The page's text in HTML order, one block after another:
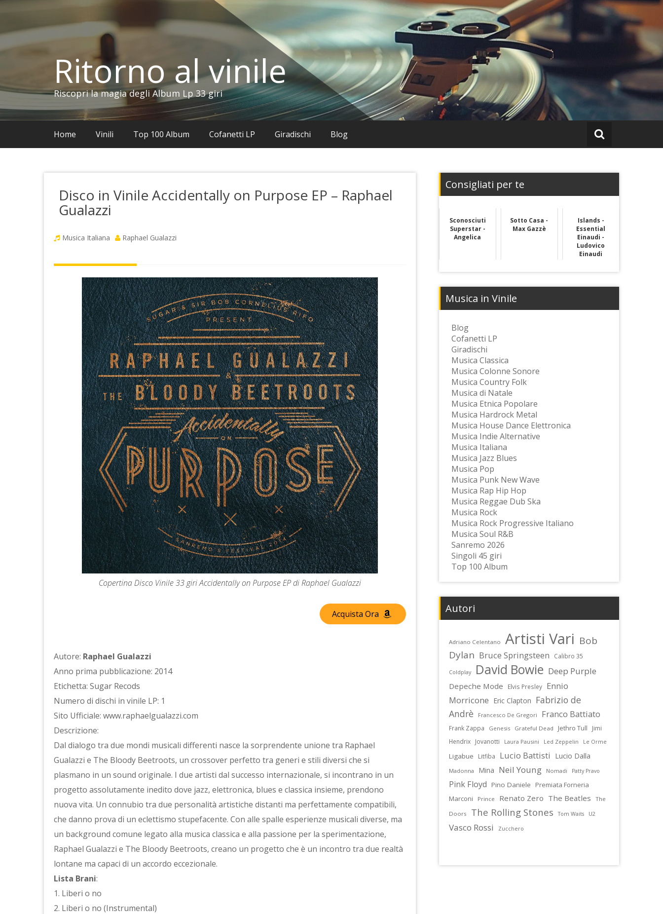
contenuto
Ritorno al vinile
Riscopri la magia degli Album Lp 33 giri
Home Vinili Top 100 Album Cofanetti LP Giradischi Blog
Disco in Vinile Accidentally on Purpose EP – Raphael
Gualazzi
Musica Italiana Raphael Gualazzi
Copertina Disco Vinile 33 giri Accidentally on Purpose EP di Raphael Gualazzi
Acquista Ora
Autore: Raphael Gualazzi
Anno prima pubblicazione: 2014
Etichetta: Sugar Recods
Numero di dischi in vinile LP: 1
Sito Ufficiale: www.raphaelgualazzi.com
Descrizione:
Dal dialogo tra due mondi musicali differenti nasce la sorprendente unione tra Raphael
Gualazzi e The Bloody Beetroots, un crossover perfetto tra generi e stili diversi che si
plasmano in un sound originale. I due artisti dal successo internazionale, si incontrano in un
progetto assolutamente inedito dove jazz, elettronica, blues e classica insieme, prendono
nuova vita. Un connubio tra due personalità artistiche distanti ma perfettamente compatibili,
che danno prova di un eclettismo stupefacente. Con alle spalle esperienze musicali diverse, ma
un background comune legato alla musica classica e alla passione per la sperimentazione,
Raphael Gualazzi e The Bloody Beetroots, creano un progetto che è un incontro tra due realtà
lontane ma capaci di un accordo eccezionale.
Lista Brani:
1. Liberi o no
2. Liberi o no (Instrumental)
Consigliati per te
Sconosciuti
Superstar -
Angelica
Sotto Casa -
Max Gazzè
Islands -
Essential
Einaudi -
Ludovico
Einaudi
Musica in Vinile
Blog
Cofanetti LP
Giradischi
Musica Classica
Musica Colonne Sonore
Musica Country Folk
Musica di Natale
Musica Etnica Popolare
Musica Hardrock Metal
Musica House Dance Elettronica
Musica Indie Alternative
Musica Italiana
Musica Jazz Blues
Musica Pop
Musica Punk New Wave
Musica Rap Hip Hop
Musica Reggae Dub Ska
Musica Rock
Musica Rock Progressive Italiano
Musica Soul R&B
Sanremo 2026
Singoli 45 giri
Top 100 Album
Autori
Adriano Celentano Artisti Vari Bob
Dylan Bruce Springsteen Calibro 35
Coldplay David Bowie Deep Purple
Depeche Mode Elvis Presley
Ennio
Morricone Eric Clapton Fabrizio de
Andrè
Francesco De Gregori Franco Battiato
Frank Zappa Genesis Grateful Dead Jethro Tull
Jimi
Hendrix
Jovanotti Laura Pausini Led Zeppelin Le Orme
Ligabue Litfiba Lucio Battisti Lucio Dalla
Madonna Mina Neil Young Nomadi Patty Pravo
Pink Floyd Pino Daniele
Premiata Forneria
Marconi
Prince Renato Zero The Beatles
The
Doors
The Rolling Stones Tom Waits U2
Vasco Rossi Zucchero